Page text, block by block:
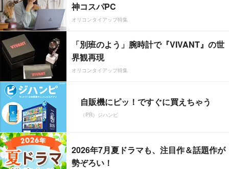
神コスパPC
オリコンタイアップ特集
「別班のよう」腕時計で『VIVANT』の世
界観再現
オリコンタイアップ特集
自販機にピッ！ですぐに買えちゃう
（PR）ジハンピ
2026年7月夏ドラマも、注目作＆話題作が
勢ぞろい！